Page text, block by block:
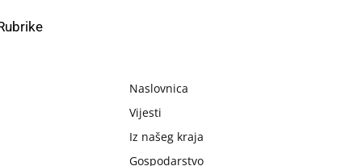
Naslovnica
Vijesti
Iz našeg kraja
Gospodarstvo